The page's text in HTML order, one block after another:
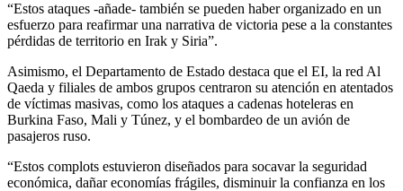
“Estos ataques -añade- también se pueden haber organizado en un
esfuerzo para reafirmar una narrativa de victoria pese a la constantes
pérdidas de territorio en Irak y Siria”.
Asimismo, el Departamento de Estado destaca que el EI, la red Al
Qaeda y filiales de ambos grupos centraron su atención en atentados
de víctimas masivas, como los ataques a cadenas hoteleras en
Burkina Faso, Mali y Túnez, y el bombardeo de un avión de
pasajeros ruso.
“Estos complots estuvieron diseñados para socavar la seguridad
económica, dañar economías frágiles, disminuir la confianza en los